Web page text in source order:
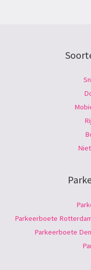
Parkeerboete
Parkeerboete